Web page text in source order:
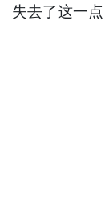
失去了这一点